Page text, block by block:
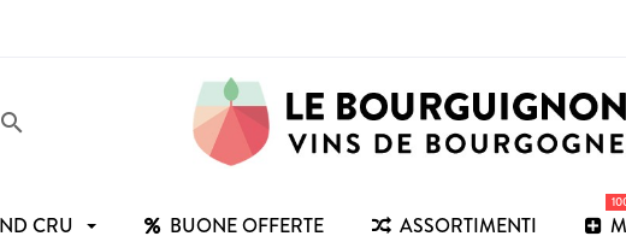
search
CRU BUONE OFFERTE ASSORTIMENTI